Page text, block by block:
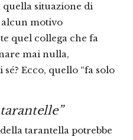
situazione di
alcun motivo
quel collega che fa
mai nulla,
Ecco, quello “fa solo
tarantelle”
tarantella potrebbe